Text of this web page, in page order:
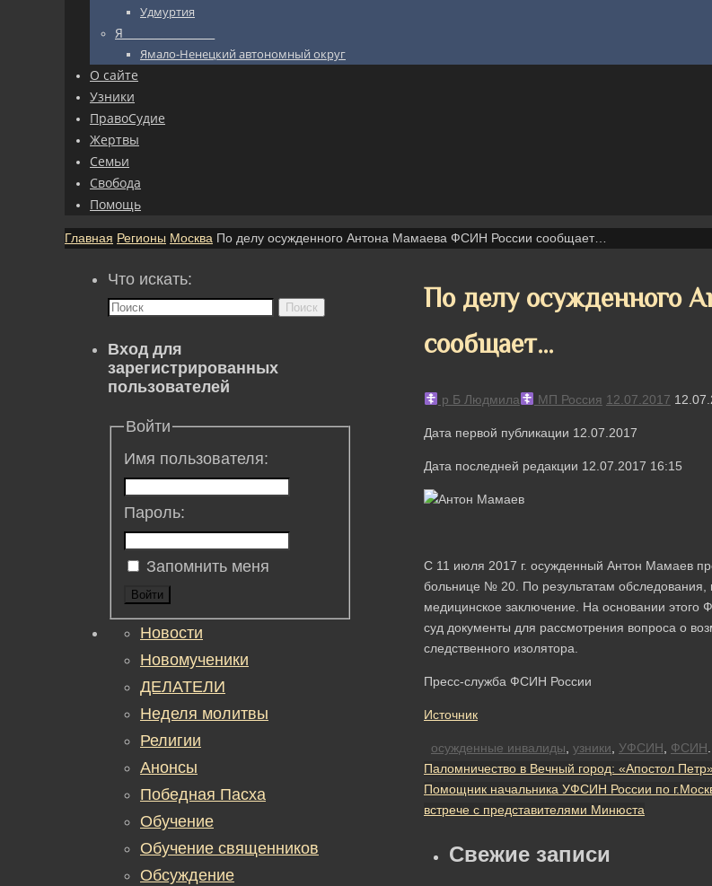
Удмуртия
Я_________________
Ямало-Ненецкий автономный округ
О сайте
Узники
ПравоСудие
Жертвы
Семьи
Свобода
Помощь
Главная Регионы Москва По делу осужденного Антона Мамаева ФСИН России сообщает…
По делу осужденного
сообщает…
р Б Людмила МП Россия 12.07.2017
Дата первой публикации 12.07.2017
Дата последней редакции 12.07.2017 16:15
С 11 июля 2017 г. осужденный Антон Мамаев
больнице № 20. По результатам
медицинское заключение. На основании этого
суд документы для рассмотрения вопроса о
следственного изолятора.
Пресс-служба ФСИН России
Источник
осужденные инвалиды узники УФСИН ФСИН
Паломничество в Вечный город: «Апостол
Помощник начальника УФСИН России по
встрече с представителями Минюста
Свежие записи
Что искать:
Поиск
Вход для
зарегистрированных
пользователей
Войти
Имя пользователя:
Пароль:
Запомнить меня
Войти
Новости
Новомученики
ДЕЛАТЕЛИ
Неделя молитвы
Религии
Анонсы
Победная Пасха
Обучение
Обучение священников
Обсуждение